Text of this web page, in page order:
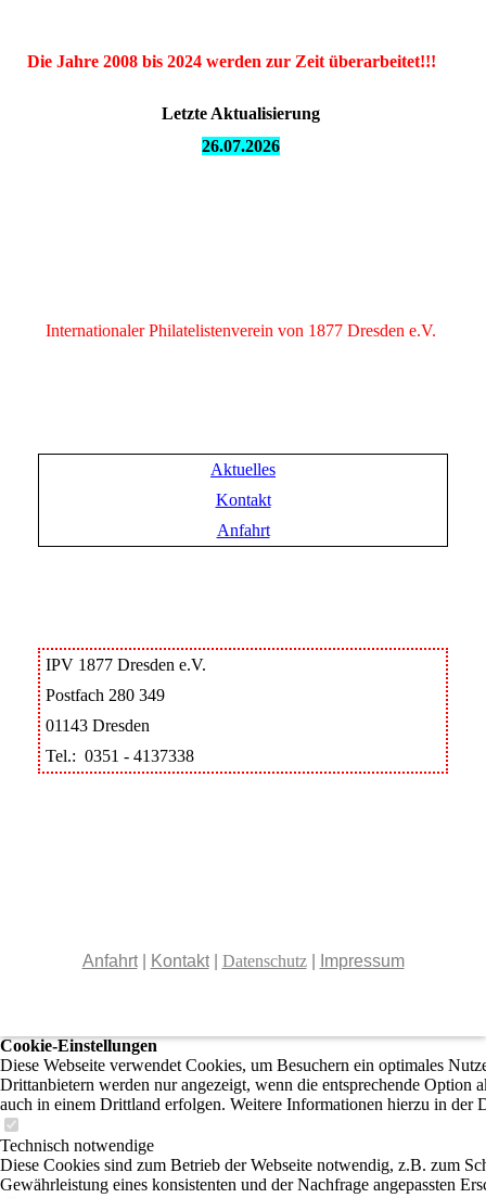
Die Jahre 2008 bis 2024 werden zur Zeit überarbeitet!!!
Letzte Aktualisierung
26.07.2026
Internationaler Philatelistenverein von 1877 Dresden e.V.
Aktuelles
Kontakt
Anfahrt
IPV 1877 Dresden e.V.
Postfach 280 349
01143 Dresden
Tel.: 0351 - 4137338
Anfahrt| Kontakt| Datenschutz| Impressum
Cookie-Einstellungen
Diese Webseite verwendet Cookies, um Besuchern ein optimales
Drittanbietern werden nur angezeigt, wenn die entsprechende Option
auch in einem Drittland erfolgen. Weitere Informationen hierzu in der
Technisch notwendige
Diese Cookies sind zum Betrieb der Webseite notwendig, z.B. zum
Gewährleistung eines konsistenten und der Nachfrage angepassten